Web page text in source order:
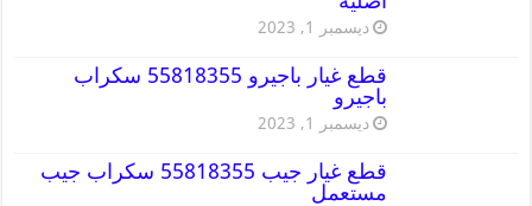
ديسمبر 1, 2023
قطع غيار باجيرو 55818355 سكراب
باجيرو
ديسمبر 1, 2023
قطع غيار جيب 55818355 سكراب جيب
مستعمل